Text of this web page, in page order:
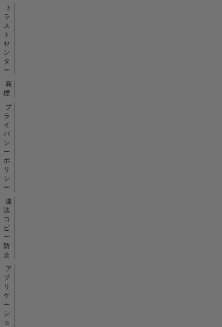
ト
ラ
ス
ト
セ
ン
タ
ー
商
標
プ
ラ
イ
バ
シ
ー
ポ
リ
シ
ー
違
法
コ
ピ
ー
防
止
ア
プ
リ
ケ
ー
シ
ョ